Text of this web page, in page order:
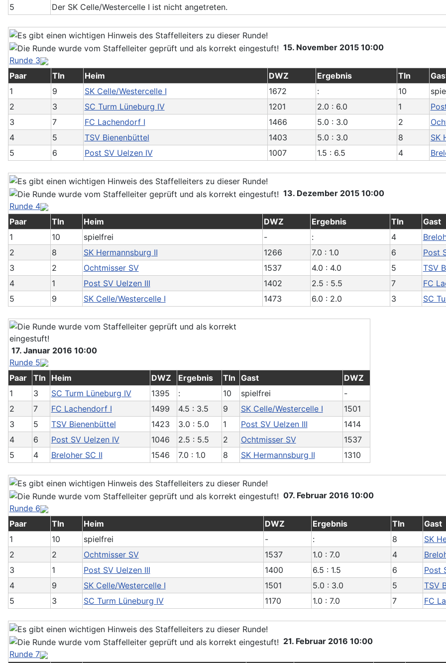
5
Der SK Celle/Westercelle I ist nicht angetreten.
15. November 2015 10:00
Runde 3
Paar
Tln Heim DWZ Ergebnis Tln
1
9 SK Celle/Westercelle I 1672 : 10
2
3 SC Turm Lüneburg IV 1201 2.0 : 6.0 1
3
7 FC Lachendorf I 1466 5.0 : 3.0 2
4
5 TSV Bienenbüttel 1403 5.0 : 3.0 8
SK
5
6 Post SV Uelzen IV 1007 1.5 : 6.5 4
13. Dezember 2015 10:00
Runde 4
Paar
Tln Heim DWZ Ergebnis Tln
Gast
1
10 spielfrei - : 4
2
8 SK Hermannsburg II 1266 7.0 : 1.0 6
Post
3
2 Ochtmisser SV 1537 4.0 : 4.0 5
TSV
4
1 Post SV Uelzen III 1402 2.5 : 5.5 7
FC
5
9 SK Celle/Westercelle I 1473 6.0 : 2.0 3 SC
17. Januar 2016 10:00
Runde 5
Paar
Tln Heim DWZ Ergebnis Tln Gast
DWZ
1
3 SC Turm Lüneburg IV 1395 : 10 spielfrei
-
2
7 FC Lachendorf I 1499 4.5 : 3.5 9 SK Celle/Westercelle I
1501
3
5 TSV Bienenbüttel 1423 3.0 : 5.0 1 Post SV Uelzen III
1414
4
6 Post SV Uelzen IV 1046 2.5 : 5.5 2 Ochtmisser SV
1537
5
4 Breloher SC II 1546 7.0 : 1.0 8 SK Hermannsburg II 1310
07. Februar 2016 10:00
Runde 6
Paar
Tln Heim DWZ Ergebnis Tln
Gast
1
10 spielfrei - : 8
SK
2
2 Ochtmisser SV 1537 1.0 : 7.0 4
3
1 Post SV Uelzen III 1400 6.5 : 1.5 6
Post
4
9 SK Celle/Westercelle I 1501 5.0 : 3.0 5
TSV
5
3 SC Turm Lüneburg IV 1170 1.0 : 7.0 7 FC
21. Februar 2016 10:00
Runde 7